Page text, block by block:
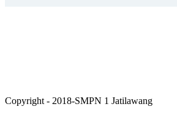
Copyright - 2018-SMPN 1 Jatilawang